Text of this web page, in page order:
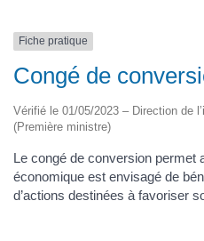
Fiche pratique
Congé de
Vérifié le 01/05/2023 – Direction de
(Première ministre)
Le congé de conversion permet
économique est envisagé de
d’actions destinées à favoriser